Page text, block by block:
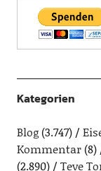
Kategorien
Blog(3.747)
Kommentar(8)
(2.890)
Teve